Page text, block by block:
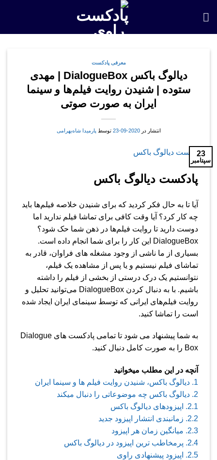
معرفی پادکست
دیالوگ باکس Dialogue​Box | مهدی
ستوده | شنیدن روایت فیلم‌ها و سینما
ایران به صورت صوتی
انتشار در2020-09-23 توسط پارمیدا شاه‌بهرامی
23
سپتامبر
پادکست دیالوگ باکس
آیا تا به حال فکر کردید که برای شنیدن خلاصه فیلم‌ها باید
چه کار کرد؟ آیا وقت کافی برای تماشا فیلم ندارید اما
دوست دارید تا روایت فیلم‌ها در ذهن شما حک شود؟
Dialogue​Box این کار را برای شما انجام داده است.
بسیاری از ما ناشی از وجود مشغله های فراوان، قادر به
تماشای فیلم نیستیم و یا پس از مشاهده یک فیلم،
نتوانستیم یک درک درستی از بخشی از فیلم را داشته
باشیم. با به دنبال کردن Dialogue​Box می‌توانید تحلیل و
روایت فیلم‌های ایرانی که توسط سینمای ایران ایجاد شده
است را تماشا کنید.
به شما پیشنهاد می شود تا تمامی پادکست های Dialogue​
Box را به صورت کامل دنبال کنید.
آنچه در این مطلب میخوانید
1. دیالوگ باکس، شنیدن روایت فیلم ها و سینما ایران
2. دیالوگ باکس چه موضوعاتی را دنبال میکند
2.1.
اپیزودهای دیالوگ باکس
2.2. زمانبندی انتشار اپیزود جدید
2.3. میانگین زمان هر اپیزود
2.4. پرمخاطب ترین اپیزود در دیالوگ باکس
2.5.
اپیزود پیشنهادی راوی